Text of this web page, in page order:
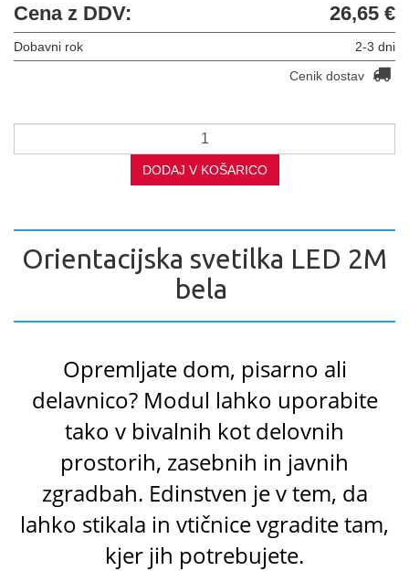
Cena z DDV: 26,65 €
Dobavni rok
2-3 dni
Cenik dostav
DODAJ V KOŠARICO
Orientacijska svetilka LED 2M
bela
Opremljate dom, pisarno ali
delavnico? Modul lahko uporabite
tako v bivalnih kot delovnih
prostorih, zasebnih in javnih
zgradbah. Edinstven je v tem, da
lahko stikala in vtičnice vgradite tam,
kjer jih potrebujete.